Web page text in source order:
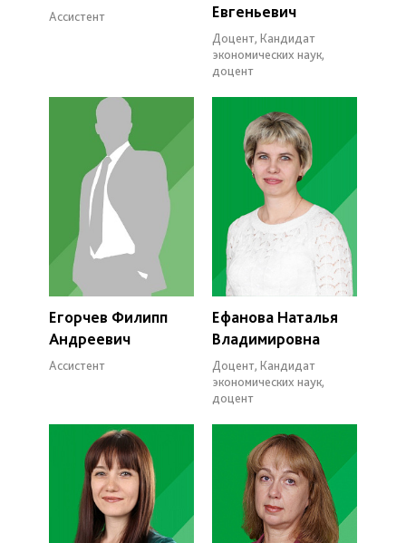
Ассистент
Евгеньевич
Доцент, Кандидат
экономических наук,
доцент
Егорчев Филипп
Андреевич
Ассистент
Ефанова Наталья
Владимировна
Доцент, Кандидат
экономических наук,
доцент